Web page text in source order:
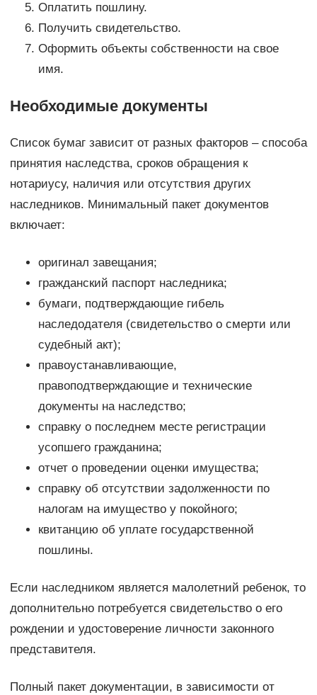
Оплатить пошлину.
Получить свидетельство.
Оформить объекты собственности на свое
имя.
Необходимые документы
Список бумаг зависит от разных факторов – способа
принятия наследства, сроков обращения к
нотариусу, наличия или отсутствия других
наследников. Минимальный пакет документов
включает:
оригинал завещания;
гражданский паспорт наследника;
бумаги, подтверждающие гибель
наследодателя (свидетельство о смерти или
судебный акт);
правоустанавливающие,
правоподтверждающие и технические
документы на наследство;
справку о последнем месте регистрации
усопшего гражданина;
отчет о проведении оценки имущества;
справку об отсутствии задолженности по
налогам на имущество у покойного;
квитанцию об уплате государственной
пошлины.
Если наследником является малолетний ребенок, то
дополнительно потребуется свидетельство о его
рождении и удостоверение личности законного
представителя.
Полный пакет документации, в зависимости от